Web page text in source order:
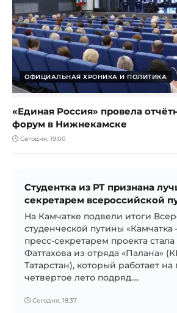
ОФИЦИАЛЬНАЯ ХРОНИКА И ПОЛИТИКА
«Единая Россия» провела
форум в Нижнекамске
Сегодня, 19:00
Студентка из РТ признана
секретарем всероссийской
На Камчатке подвели итоги
студенческой путины «Камчатка
пресс-секретарем проекта
Фаттахова из отряда «Палана»
Татарстан), который работает на
четвертое лето подряд....
Сегодня, 18:37